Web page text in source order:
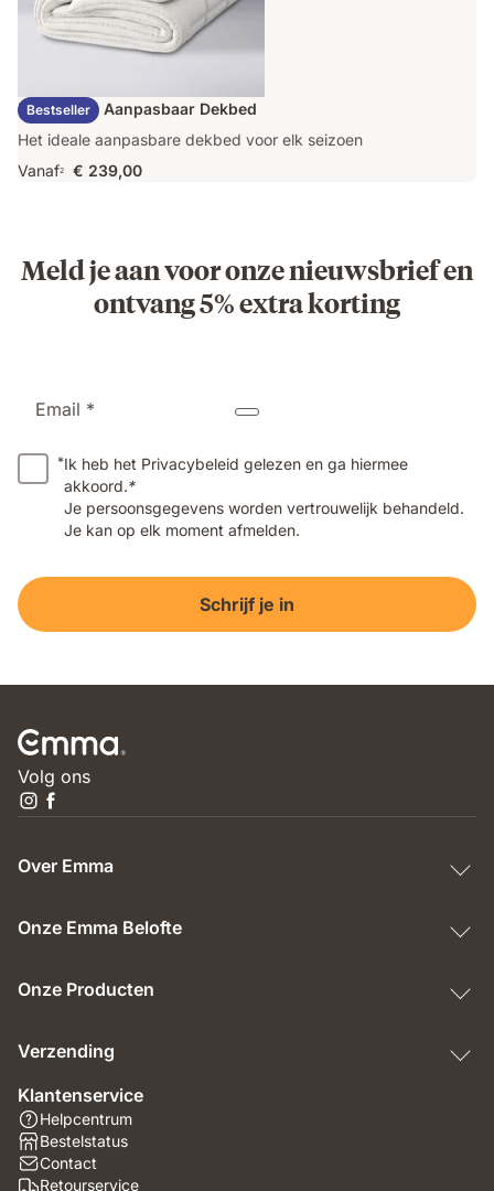
Bestseller
Emma Duo Aanpasbaar Dekbed
Het ideale aanpasbare dekbed voor elk seizoen
Vanaf2 € 239,00
Meld je aan voor onze nieuwsbrief en
ontvang 5% extra korting
Email *
*Ik heb het Privacybeleid gelezen en ga hiermee
akkoord.*
Je persoonsgegevens worden vertrouwelijk behandeld.
Je kan op elk moment afmelden.
Schrijf je in
Volg ons
Over Emma
Onze Emma Belofte
Onze Producten
Verzending
Klantenservice
Helpcentrum
Bestelstatus
Contact
Retourservice